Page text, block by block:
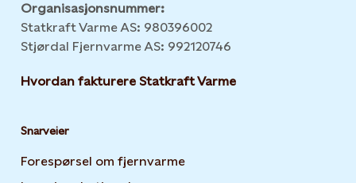
Organisasjonsnummer:
Statkraft Varme AS: 980396002
Stjørdal Fjernvarme AS: 992120746
Hvordan fakturere Statkraft Varme
Snarveier
Forespørsel om fjernvarme